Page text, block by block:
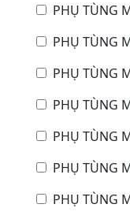
PHỤ TÙNG
PHỤ TÙNG
PHỤ TÙNG
PHỤ TÙNG
PHỤ TÙNG
PHỤ TÙNG
PHỤ TÙNG